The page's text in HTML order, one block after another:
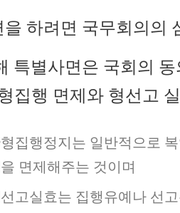
하려면 국무회의의
특별사면은 국회의
집행 면제와 형선고
집행정지는 일반적으로
면제해주는 것이며
고실효는 집행유예나 선